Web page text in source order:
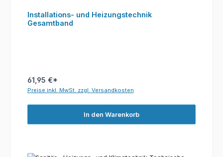
Installations- und Heizungstechnik
Gesamtband
61,95 €*
Preise inkl. MwSt. zzgl. Versandkosten
In den Warenkorb